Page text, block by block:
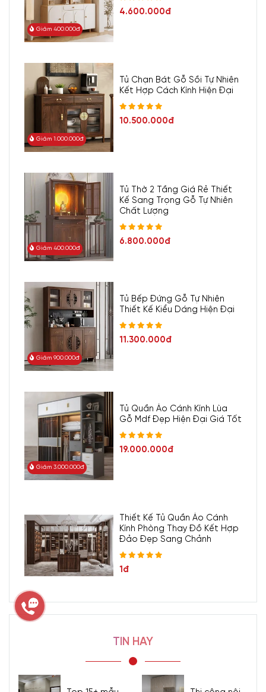
Giảm 400.000đ
4.600.000đ
Giảm 1.000.000đ
Tủ Chạn Bát Gỗ Sồi Tự Nhiên
Kết Hợp Cách Kính Hiện Đại
10.500.000đ
Giảm 400.000đ
Tủ Thờ 2 Tầng Giá Rẻ Thiết
Kế Sang Trọng Gỗ Tự Nhiên
Chất Lượng
6.800.000đ
Giảm 900.000đ
Tủ Bếp Đứng Gỗ Tự Nhiên
Thiết Kế Kiểu Dáng Hiện Đại
11.300.000đ
Giảm 3.000.000đ
Tủ Quần Áo Cánh Kính Lùa
Gỗ Mdf Đẹp Hiện Đại Giá Tốt
19.000.000đ
Thiết Kế Tủ Quần Áo Cánh
Kính Phòng Thay Đồ Kết Hợp
Đảo Đẹp Sang Chảnh
1đ
TIN HAY